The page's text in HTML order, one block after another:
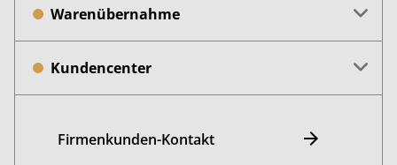
Warenübernahme
Kundencenter
Firmenkunden-Kontakt